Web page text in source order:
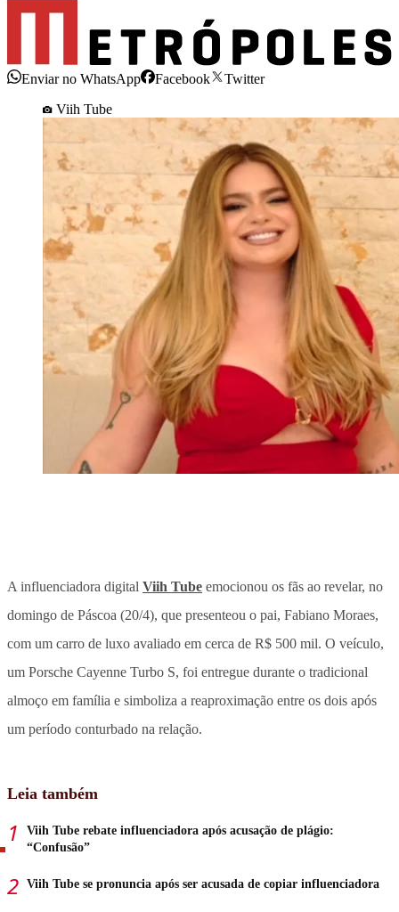
Enviar no WhatsApp Facebook
Twitter
Viih Tube
A influenciadora digital Viih Tube emocionou os fãs ao revelar, no
domingo de Páscoa (20/4), que presenteou o pai, Fabiano Moraes,
com um carro de luxo avaliado em cerca de R$ 500 mil. O veículo,
um Porsche Cayenne Turbo S, foi entregue durante o tradicional
almoço em família e simboliza a reaproximação entre os dois após
um período conturbado na relação.
Leia também
Viih Tube rebate influenciadora após acusação de plágio:
“Confusão”
Viih Tube se pronuncia após ser acusada de copiar influenciadora